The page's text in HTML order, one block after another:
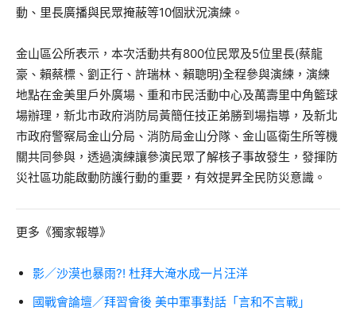
動、里長廣播與民眾掩蔽等10個狀況演練。
金山區公所表示，本次活動共有800位民眾及5位里長(蔡龍
豪、賴蔡標、劉正行、許瑞林、賴聰明)全程參與演練，演練
地點在金美里戶外廣場、重和市民活動中心及萬壽里中角籃球
場辦理，新北市政府消防局黃簡任技正弟勝到場指導，及新北
市政府警察局金山分局、消防局金山分隊、金山區衛生所等機
關共同參與，透過演練讓參演民眾了解核子事故發生，發揮防
災社區功能啟動防護行動的重要，有效提昇全民防災意識。
更多《獨家報導》
影／沙漠也暴雨?! 杜拜大淹水成一片汪洋
國戰會論壇／拜習會後 美中軍事對話「言和不言戰」